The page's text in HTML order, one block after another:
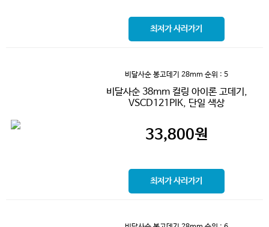
최저가 사러가기
비달사순 봉고데기 28mm 순위 : 5
비달사순 38mm 컬링 아이론 고데기,
VSCD121PIK, 단일 색상
33,800원
최저가 사러가기